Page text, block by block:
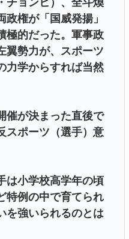
チョンヒ）、全斗煥
政権が「国威発揚」
極的だった。軍事政
翼勢力が、スポーツ
力学からすれば当然
催が決まった直後で
スポーツ（選手）意
は小学校高学年の頃
特例の中で育てられ
を強いられるのとは